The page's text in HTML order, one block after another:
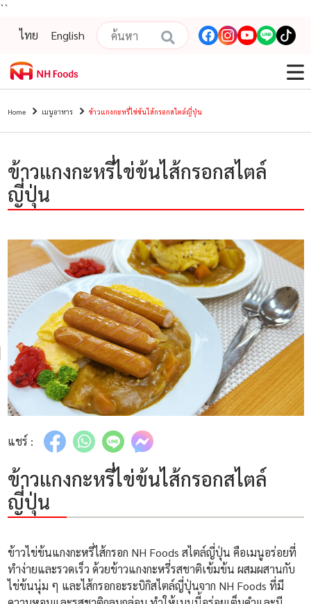
``
ไทย
English
Home เมนูอาหาร ข้าวแกงกะหรี่ไข่ข้นไส้กรอกสไตล์ญี่ปุ่น
ข้าวแกงกะหรี่ไข่ข้นไส้กรอกสไตล์
ญี่ปุ่น
แชร์ :
ข้าวแกงกะหรี่ไข่ข้นไส้กรอกสไตล์
ญี่ปุ่น
ข้าวไข่ข้นแกงกะหรี่ไส้กรอก NH Foods สไตล์ญี่ปุ่น คือเมนูอร่อยที่
ทำง่ายและรวดเร็ว ด้วยข้าวแกงกะหรี่รสชาติเข้มข้น ผสมผสานกับ
ไข่ข้นนุ่ม ๆ และไส้กรอกอะระบิกิสไตล์ญี่ปุ่นจาก NH Foods ที่มี